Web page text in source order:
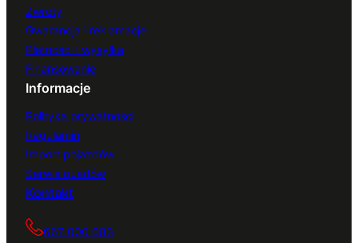
Zwroty
Gwarancja i reklamacje
Płatności i wysyłka
Finansowanie
Informacje
Polityka prywatności
Regulamin
Import pojazdów
Serwis quadów
Kontakt
667 000 083